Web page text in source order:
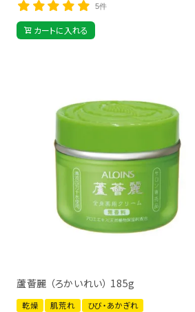
5件
カートに入れる
蘆薈麗 （ろかいれい） 185g
乾燥 肌荒れ ひび・あかぎれ